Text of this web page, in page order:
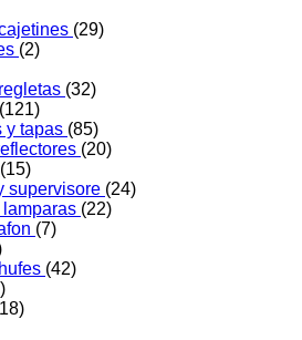
(29)
(2)
(32)
(121)
y tapas (85)
(20)
(15)
supervisore (24)
lamparas (22)
(7)
(42)